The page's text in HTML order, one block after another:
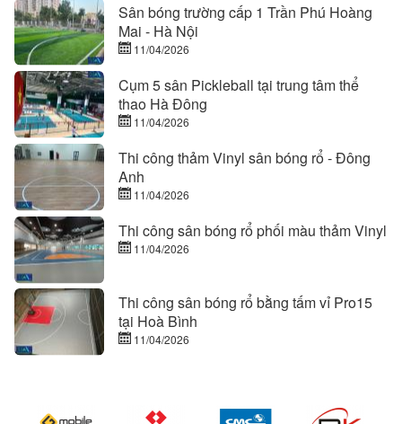
Sân bóng trường cấp 1 Trần Phú Hoàng
Mai - Hà Nội
11/04/2026
Cụm 5 sân Pickleball tại trung tâm thể
thao Hà Đông
11/04/2026
Thi công thảm Vinyl sân bóng rổ - Đông
Anh
11/04/2026
Thi công sân bóng rổ phối màu thảm Vinyl
11/04/2026
Thi công sân bóng rổ bằng tấm vỉ Pro15
tại Hoà Bình
11/04/2026